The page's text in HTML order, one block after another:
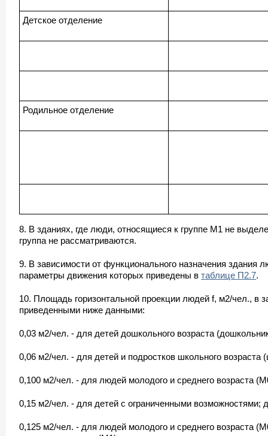
Детское отделение
Родильное отделение
8. В зданиях, где люди, относящиеся к группе М1 не
группа не рассматриваются.
9. В зависимости от функционального назначения
параметры движения которых приведены в таблице П2.7.
10. Площадь горизонтальной проекции людей f, м2/чел., в
приведенными ниже данными:
0,03 м2/чел. - для детей дошкольного возраста
0,06 м2/чел. - для детей и подростков школьного возраста
0,100 м2/чел. - для людей молодого и среднего возраста
0,15 м2/чел. - для детей с ограниченными
0,125 м2/чел. - для людей молодого и среднего возраста